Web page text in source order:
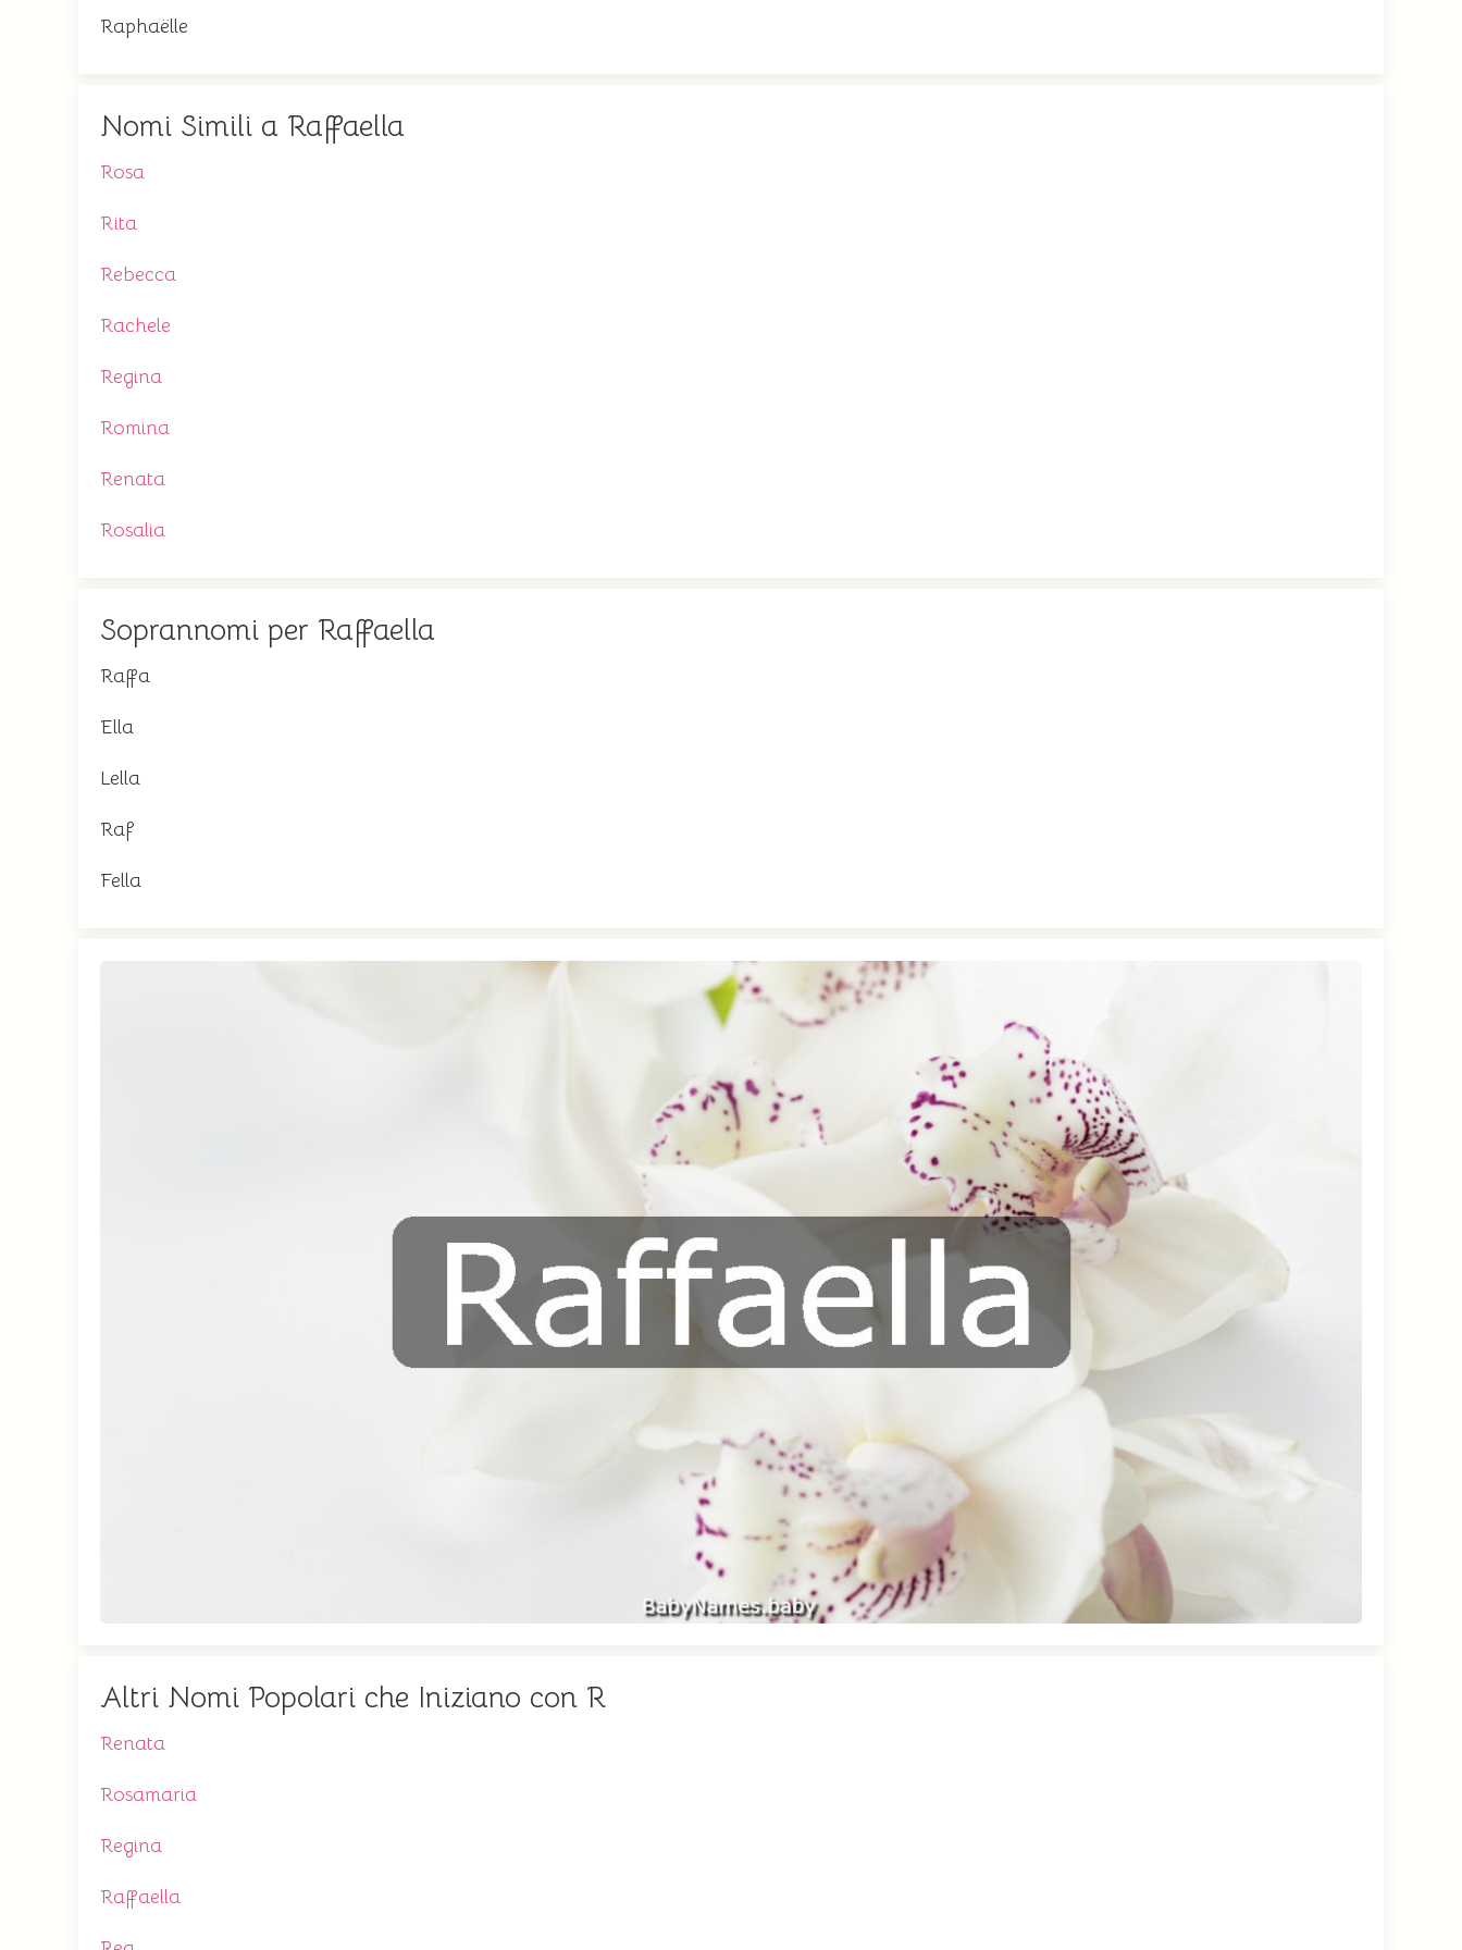
Raphaëlle
Nomi Simili a Raffaella
Rosa
Rita
Rebecca
Rachele
Regina
Romina
Renata
Rosalia
Soprannomi per Raffaella
Raffa
Ella
Lella
Raf
Fella
Altri Nomi Popolari che Iniziano con R
Renata
Rosamaria
Regina
Raffaella